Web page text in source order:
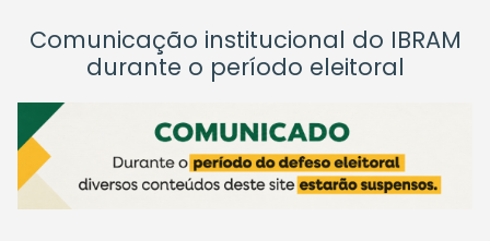
Comunicação institucional do IBRAM
durante o período eleitoral